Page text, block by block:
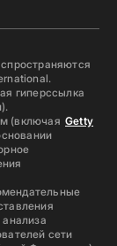
гиперссылка
(включая Getty
сети